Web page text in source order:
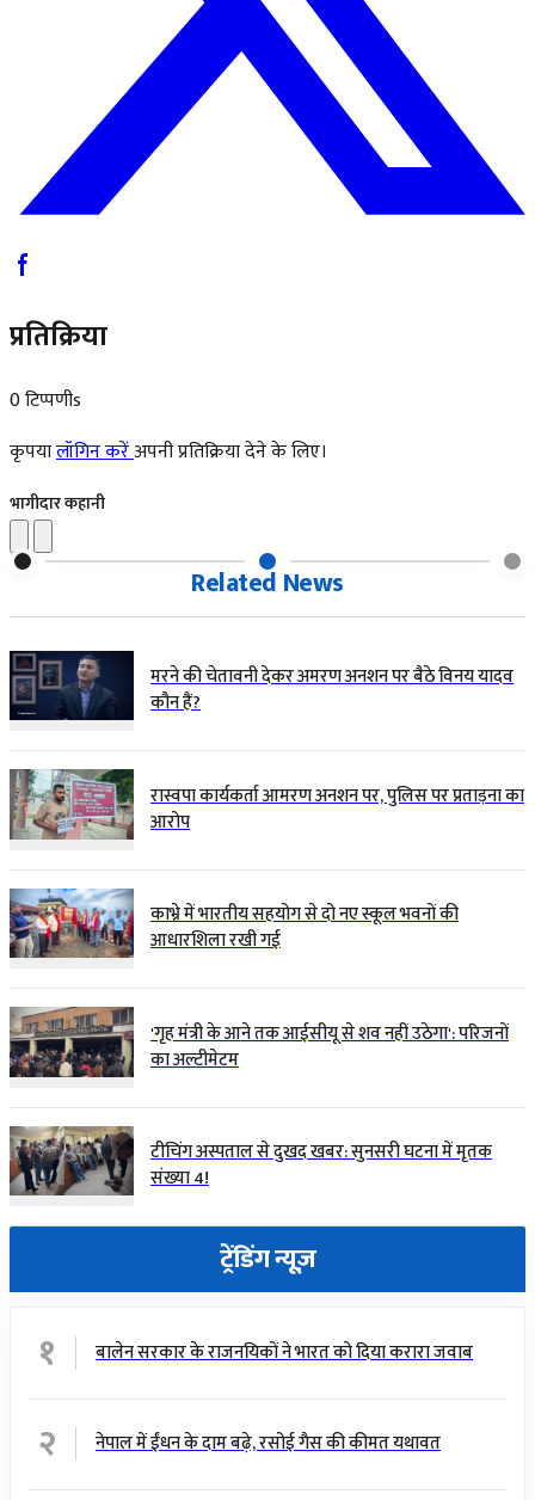
प्रतिक्रिया
0 टिप्पणीs
कृपयालॉगिन करेंअपनी प्रतिक्रिया देने के लिए।
भागीदार कहानी
Related News
मरने की चेतावनी देकर अमरण अनशन पर बैठे विनय यादव
कौन हैं?
रास्वपा कार्यकर्ता आमरण अनशन पर, पुलिस पर प्रताड़ना का
आरोप
काभ्रे में भारतीय सहयोग से दो नए स्कूल भवनों की
आधारशिला रखी गई
'गृह मंत्री के आने तक आईसीयू से शव नहीं उठेगा': परिजनों
का अल्टीमेटम
टीचिंग अस्पताल से दुखद खबर: सुनसरी घटना में मृतक
संख्या 4!
ट्रेंडिंग न्यूज़
१ बालेन सरकार के राजनयिकों ने भारत को दिया करारा जवाब
२ नेपाल में ईंधन के दाम बढ़े, रसोई गैस की कीमत यथावत